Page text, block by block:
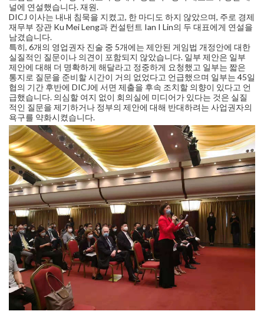
널에 연설했습니다. 재원.
DICJ 이사는 내내 침묵을 지켰고, 한 마디도 하지 않았으며, 주로 경제
재무부 장관 Ku Mei Leng과 컨설턴트 Ian I Lin의 두 대표에게 연설을
남겼습니다.
특히, 6개의 영업권자 진술 중 5개에는 제안된 게임법 개정안에 대한
실질적인 질문이나 의견이 포함되지 않았습니다. 일부 제안은 일부
제안에 대해 더 명확하게 해달라고 정중하게 요청했고 일부는 짧은
통지로 질문을 준비할 시간이 거의 없었다고 언급했으며 일부는 45일
협의 기간 후반에 DICJ에 서면 제출을 후속 조치할 의향이 있다고 언
급했습니다. 의심할 여지 없이 회의실에 미디어가 있다는 것은 실질
적인 질문을 제기하거나 정부의 제안에 대해 반대하려는 사업권자의
욕구를 약화시켰습니다.